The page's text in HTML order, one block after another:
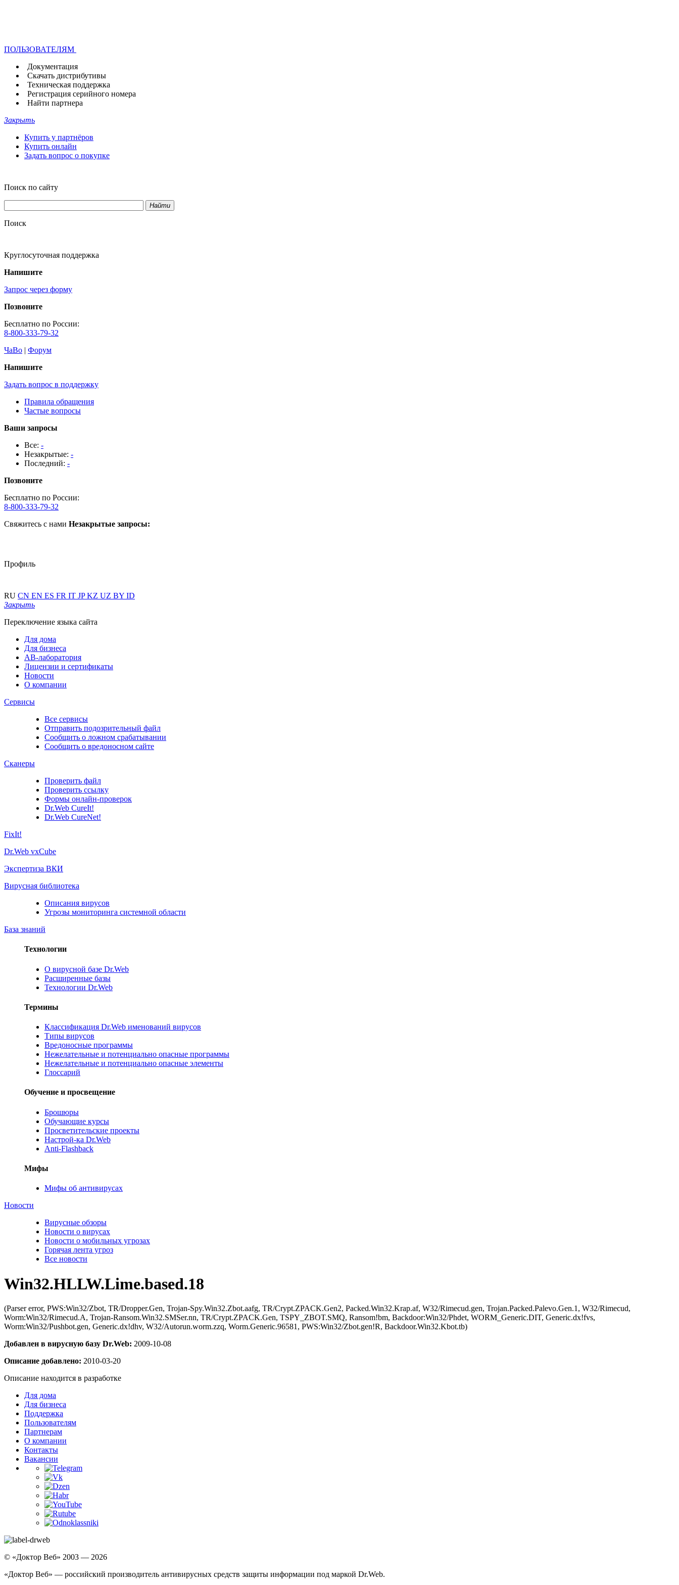
ПОЛЬЗОВАТЕЛЯМ
Документация
Скачать дистрибутивы
Техническая поддержка
Регистрация серийного номера
Найти партнера
Закрыть
Купить у партнёров
Купить онлайн
Задать вопрос о покупке
Поиск по сайту
Найти
Поиск
Круглосуточная поддержка
Напишите
Запрос через форму
Позвоните
Бесплатно по России:
8-800-333-79-32
ЧаВо | Форум
Напишите
Задать вопрос в поддержку
Правила обращения
Частые вопросы
Ваши запросы
Все: -
Незакрытые: -
Последний: -
Позвоните
Бесплатно по России:
8-800-333-79-32
Свяжитесь с нами Незакрытые запросы:
Профиль
RU CN EN ES FR IT JPKZ UZ BY ID
Закрыть
Переключение языка сайта
Для дома
Для бизнеса
АВ-лаборатория
Лицензии и сертификаты
Новости
О компании
Сервисы
Все сервисы
Отправить подозрительный файл
Сообщить о ложном срабатывании
Сообщить о вредоносном сайте
Сканеры
Проверить файл
Проверить ссылку
Формы онлайн-проверок
Dr.Web CureIt!
Dr.Web CureNet!
FixIt!
Dr.Web vxCube
Экспертиза ВКИ
Вирусная библиотека
Описания вирусов
Угрозы мониторинга системной области
База знаний
Технологии
О вирусной базе Dr.Web
Расширенные базы
Технологии Dr.Web
Термины
Классификация Dr.Web именований вирусов
Типы вирусов
Вредоносные программы
Нежелательные и потенциально опасные программы
Нежелательные и потенциально опасные элементы
Глоссарий
Обучение и просвещение
Брошюры
Обучающие курсы
Просветительские проекты
Настрой-ка Dr.Web
Anti-Flashback
Мифы
Мифы об антивирусах
Новости
Вирусные обзоры
Новости о вирусах
Новости о мобильных угрозах
Горячая лента угроз
Все новости
Win32.HLLW.Lime.based.18
(Parser error, PWS:Win32/Zbot, TR/Dropper.Gen, Trojan-Spy.Win32.Zbot.aafg, TR/Crypt.ZPACK.Gen2, Packed.Win32.Krap.af, W32/Rimecud.gen, Trojan.Packed.Palevo.Gen.1, W32/Rimecud,
Worm:Win32/Rimecud.A, Trojan-Ransom.Win32.SMSer.nn, TR/Crypt.ZPACK.Gen, TSPY_ZBOT.SMQ, Ransom!bm, Backdoor:Win32/Phdet, WORM_Generic.DIT, Generic.dx!fvs,
Worm:Win32/Pushbot.gen, Generic.dx!dhv, W32/Autorun.worm.zzq, Worm.Generic.96581, PWS:Win32/Zbot.gen!R, Backdoor.Win32.Kbot.tb)
Добавлен в вирусную базу Dr.Web: 2009-10-08
Описание добавлено: 2010-03-20
Описание находится в разработке
Для дома
Для бизнеса
Поддержка
Пользователям
Партнерам
О компании
Контакты
Вакансии
© «Доктор Веб» 2003 — 2026
«Доктор Веб» — российский производитель антивирусных средств защиты информации под маркой Dr.Web.